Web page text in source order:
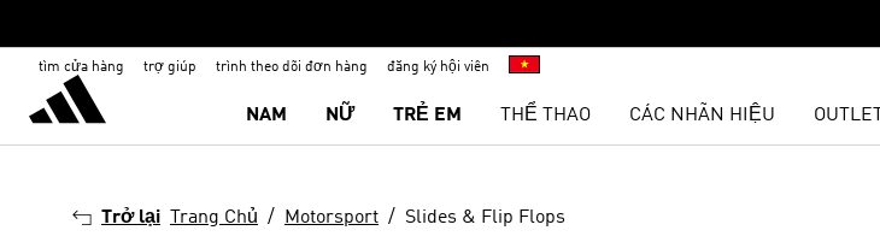
tìm cửa hàng trợ giúp trình theo dõi đơn hàng đăng ký hội viên
NAM NỮ TRẺ EM THỂ THAO CÁC NHÃN HIỆU OUTLET
Trở lại Trang Chủ Motorsport Slides & Flip Flops